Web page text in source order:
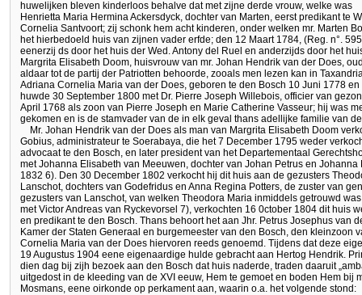
huwelijken bleven kinderloos behalve dat met zijne derde vrouw, welke was
Henrietta Maria Hermina Ackersdyck, dochter van Marten, eerst predikant te
Cornelia Santvoort; zij schonk hem acht kinderen, onder welken mr. Marten
het hierbedoeld huis van zijnen vader erfde; den 12 Maart 1784, (Reg. n°.
eenerzij ds door het huis der Wed. Antony del Ruel en anderzijds door het
Margrita Elisabeth Doom, huisvrouw van mr. Johan Hendrik van der Does,
aldaar tot de partij der Patriotten behoorde, zooals men lezen kan in
Adriana Cornelia Maria van der Does, geboren te den Bosch 10 Juni 1778
huwde 30 September 1800 met Dr. Pierre Joseph Willebois, officier van
April 1768 als zoon van Pierre Joseph en Marie Catherine Vasseur; hij was
gekomen en is de stamvader van de in elk geval thans adellijke familie van
Mr. Johan Hendrik van der Does als man van Margrita Elisabeth Doom
Gobius, administrateur te Soerabaya, die het 7 December 1795 weder
advocaat te den Bosch, en later president van het Departementaal
met Johanna Elisabeth van Meeuwen, dochter van Johan Petrus en
1832 6). Den 30 December 1802 verkocht hij dit huis aan de gezusters
Lanschot, dochters van Godefridus en Anna Regina Potters, de zuster van
gezusters van Lanschot, van welken Theodora Maria inmiddels getrouwd was
met Victor Andreas van Ryckevorsel 7), verkochten 16 0ctober 1804 dit huis
en predikant te den Bosch. Thans behoort het aan Jhr. Petrus Josephus van
Kamer der Staten Generaal en burgemeester van den Bosch, den kleinzoon
Cornelia Maria van der Does hiervoren reeds genoemd. Tijdens dat deze
19 Augustus 1904 eene eigenaardige hulde gebracht aan Hertog Hendrik.
dien dag bij zijh bezoek aan den Bosch dat huis naderde, traden daaruit
uitgedost in de kleeding van de XVI eeuw, Hem te gemoet en boden Hem bij
Mosmans, eene oirkonde op perkament aan, waarin o.a. het volgende stond: